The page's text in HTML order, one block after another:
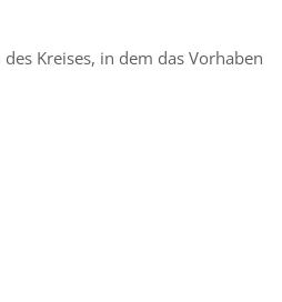
Kreises, in dem das Vorhaben